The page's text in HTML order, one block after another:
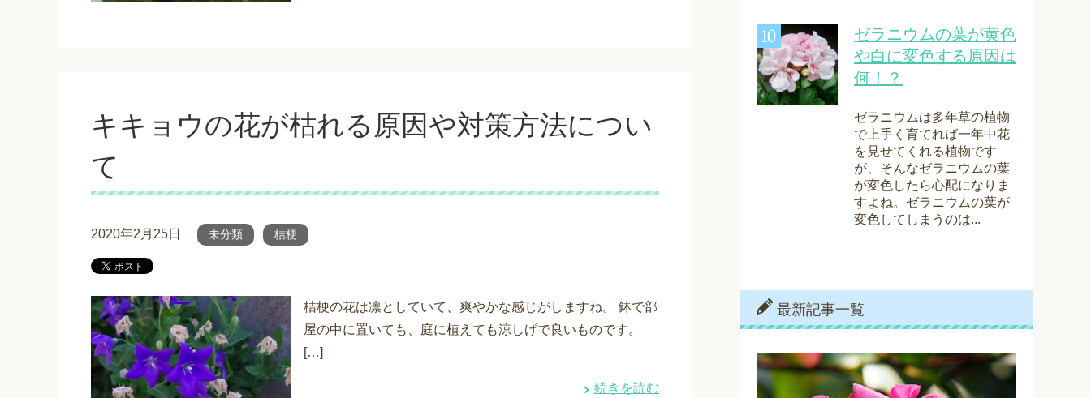
キキョウの花が枯れる原因や対策方法につい
て
2020年2月25日 未分類 桔梗
桔梗の花は凛としていて、爽やかな感じがしますね。 鉢で部
屋の中に置いても、庭に植えても涼しげで良いものです。
[…]
続きを読む
ゼラニウムの葉が黄色
や白に変色する原因は
何！？
ゼラニウムは多年草の植物
で上手く育てれば一年中花
を見せてくれる植物です
が、そんなゼラニウムの葉
が変色したら心配になりま
すよね。ゼラニウムの葉が
変色してしまうのは...
最新記事一覧